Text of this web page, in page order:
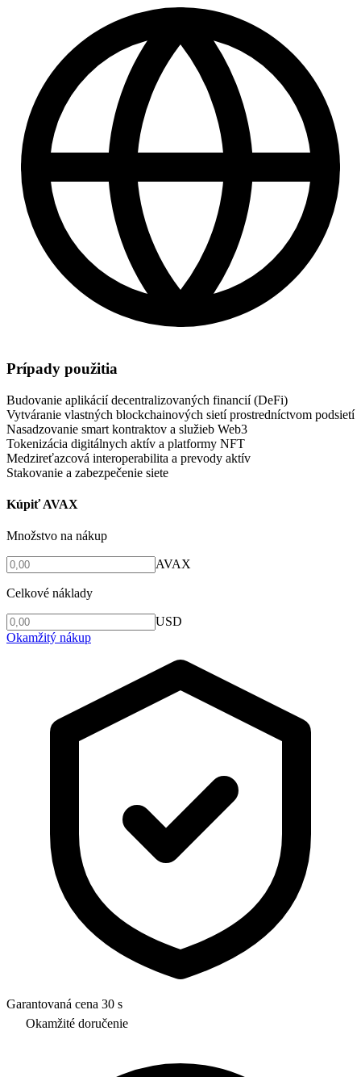
Prípady použitia
Budovanie aplikácií decentralizovaných financií (DeFi)
Vytváranie vlastných blockchainových sietí prostredníctvom podsietí
Nasadzovanie smart kontraktov a služieb Web3
Tokenizácia digitálnych aktív a platformy NFT
Medzireťazcová interoperabilita a prevody aktív
Stakovanie a zabezpečenie siete
Kúpiť AVAX
Množstvo na nákup
AVAX
Celkové náklady
USD
Okamžitý nákup
Garantovaná cena 30 s
Okamžité doručenie